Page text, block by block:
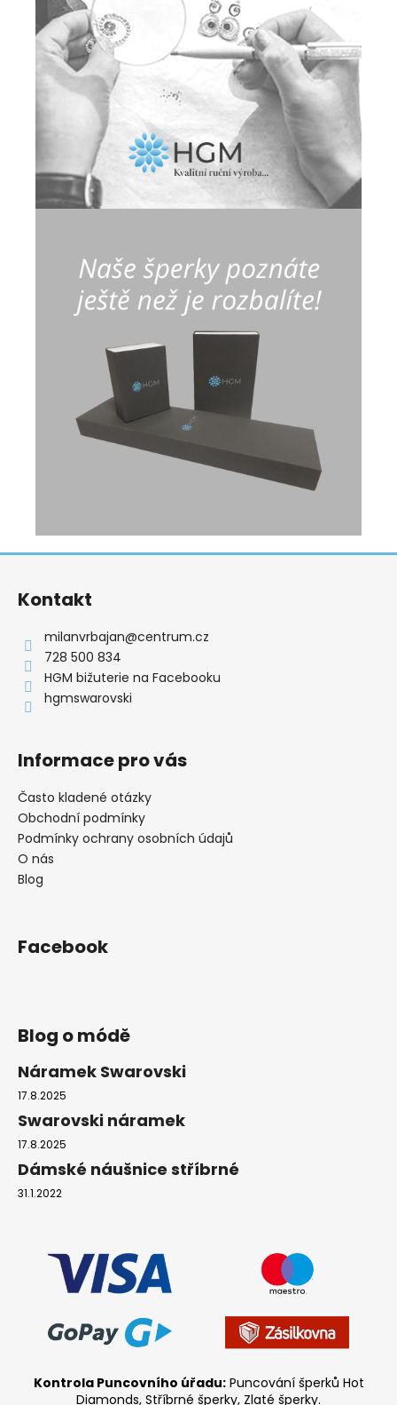
Z
Kontakt
milanvrbajan@centrum.cz
728 500 834
HGM bižuterie na Facebooku
hgmswarovski
Informace pro vás
Často kladené otázky
Obchodní podmínky
Podmínky ochrany osobních údajů
O nás
Blog
Facebook
Blog o módě
Náramek Swarovski
17.8.2025
Swarovski náramek
17.8.2025
Dámské náušnice stříbrné
31.1.2022
Kontrola Puncovního úřadu:Puncování šperků Hot
Diamonds, Stříbrné šperky, Zlaté šperky.